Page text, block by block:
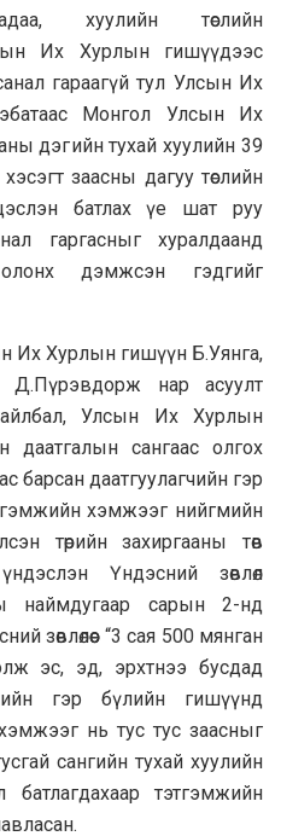
хуулийн төслийн
Их Хурлын гишүүдээс
гараагүй тул Улсын Их
Монгол Улсын Их
дэгийн тухай хуулийн 39
заасны дагуу төслийн
батлах үе шат руу
гаргасныг хуралдаанд
дэмжсэн гэдгийг
Их Хурлын гишүүн Б.Уянга,
Д.Пүрэвдорж нар асуулт
Улсын Их Хурлын
даатгалын сангаас олгох
барсан даатгуулагчийн гэр
хэмжээг нийгмийн
төрийн захиргааны төв
Үндэсний зөвлөл
наймдугаар сарын 2-нд
зөвлөлөөс “3 сая 500 мянган
эс, эд, эрхтнээ бусдад
гэр бүлийн гишүүнд
нь тус тус заасныг
сангийн тухай хуулийн
батлагдахаар тэтгэмжийн